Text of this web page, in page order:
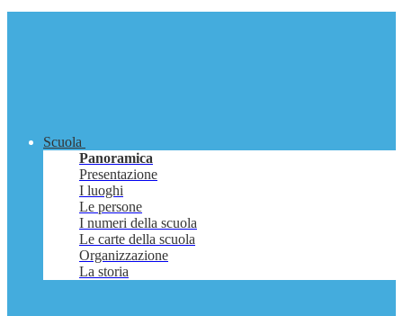
Scuola
Panoramica
Presentazione
I luoghi
Le persone
I numeri della scuola
Le carte della scuola
Organizzazione
La storia